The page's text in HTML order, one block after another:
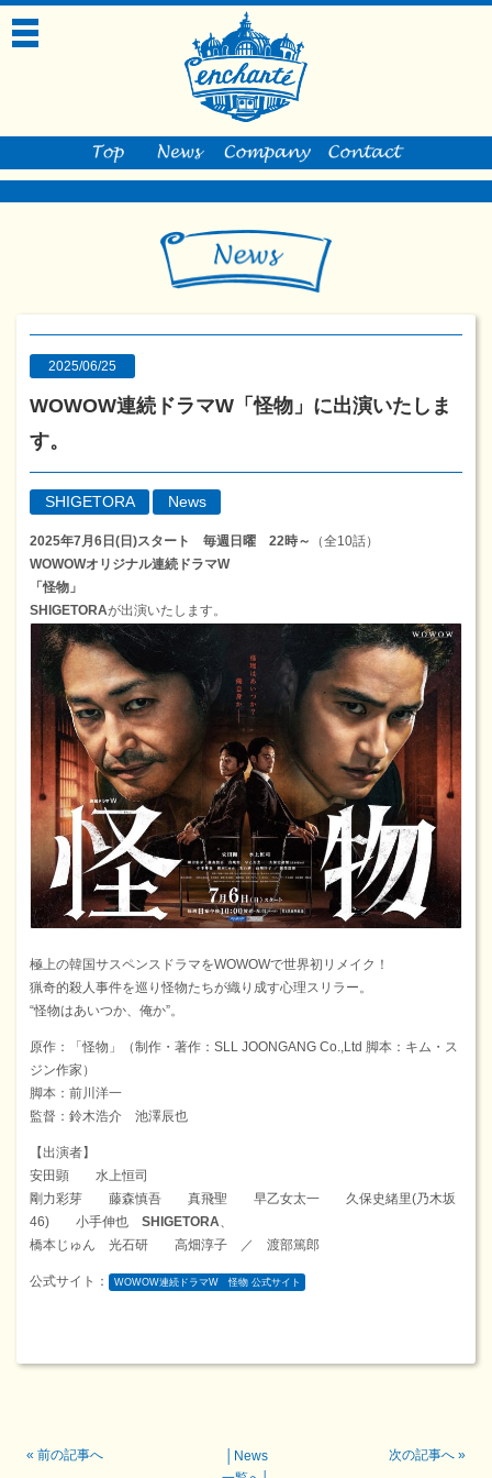
toggle
2025/06/25
WOWOW連続ドラマW「怪物」に出演いたしま
す。
SHIGETORA News
2025年7月6日(日)スタート 毎週日曜 22時～
（全10話）
WOWOWオリジナル連続ドラマW
「怪物」
SHIGETORAが出演いたします。
極上の韓国サスペンスドラマをWOWOWで世界初リメイク！
猟奇的殺人事件を巡り怪物たちが織り成す心理スリラー。
“怪物はあいつか、俺か”。
原作：「怪物」（制作・著作：SLL JOONGANG Co.,Ltd 脚本：キム・ス
ジン作家）
脚本：前川洋一
監督：鈴木浩介 池澤辰也
【出演者】
安田顕 水上恒司
剛力彩芽 藤森慎吾 真飛聖 早乙女太一 久保史緒里(乃木坂
46) 小手伸也 SHIGETORA、
橋本じゅん 光石研 高畑淳子 ／ 渡部篤郎
公式サイト： WOWOW連続ドラマW 怪物 公式サイト
« 前の記事へ
News
次の記事へ »